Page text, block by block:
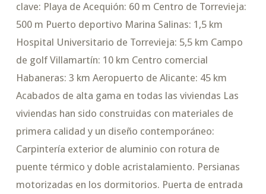
clave: Playa de Acequión: 60 m Centro de Torrevieja:
500 m Puerto deportivo Marina Salinas: 1,5 km
Hospital Universitario de Torrevieja: 5,5 km Campo
de golf Villamartín: 10 km Centro comercial
Habaneras: 3 km Aeropuerto de Alicante: 45 km
Acabados de alta gama en todas las viviendas Las
viviendas han sido construidas con materiales de
primera calidad y un diseño contemporáneo:
Carpintería exterior de aluminio con rotura de
puente térmico y doble acristalamiento. Persianas
motorizadas en los dormitorios. Puerta de entrada